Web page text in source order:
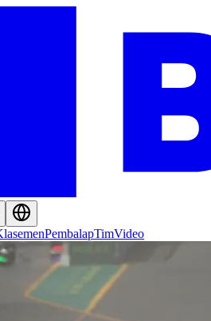
PembalapTimVideo